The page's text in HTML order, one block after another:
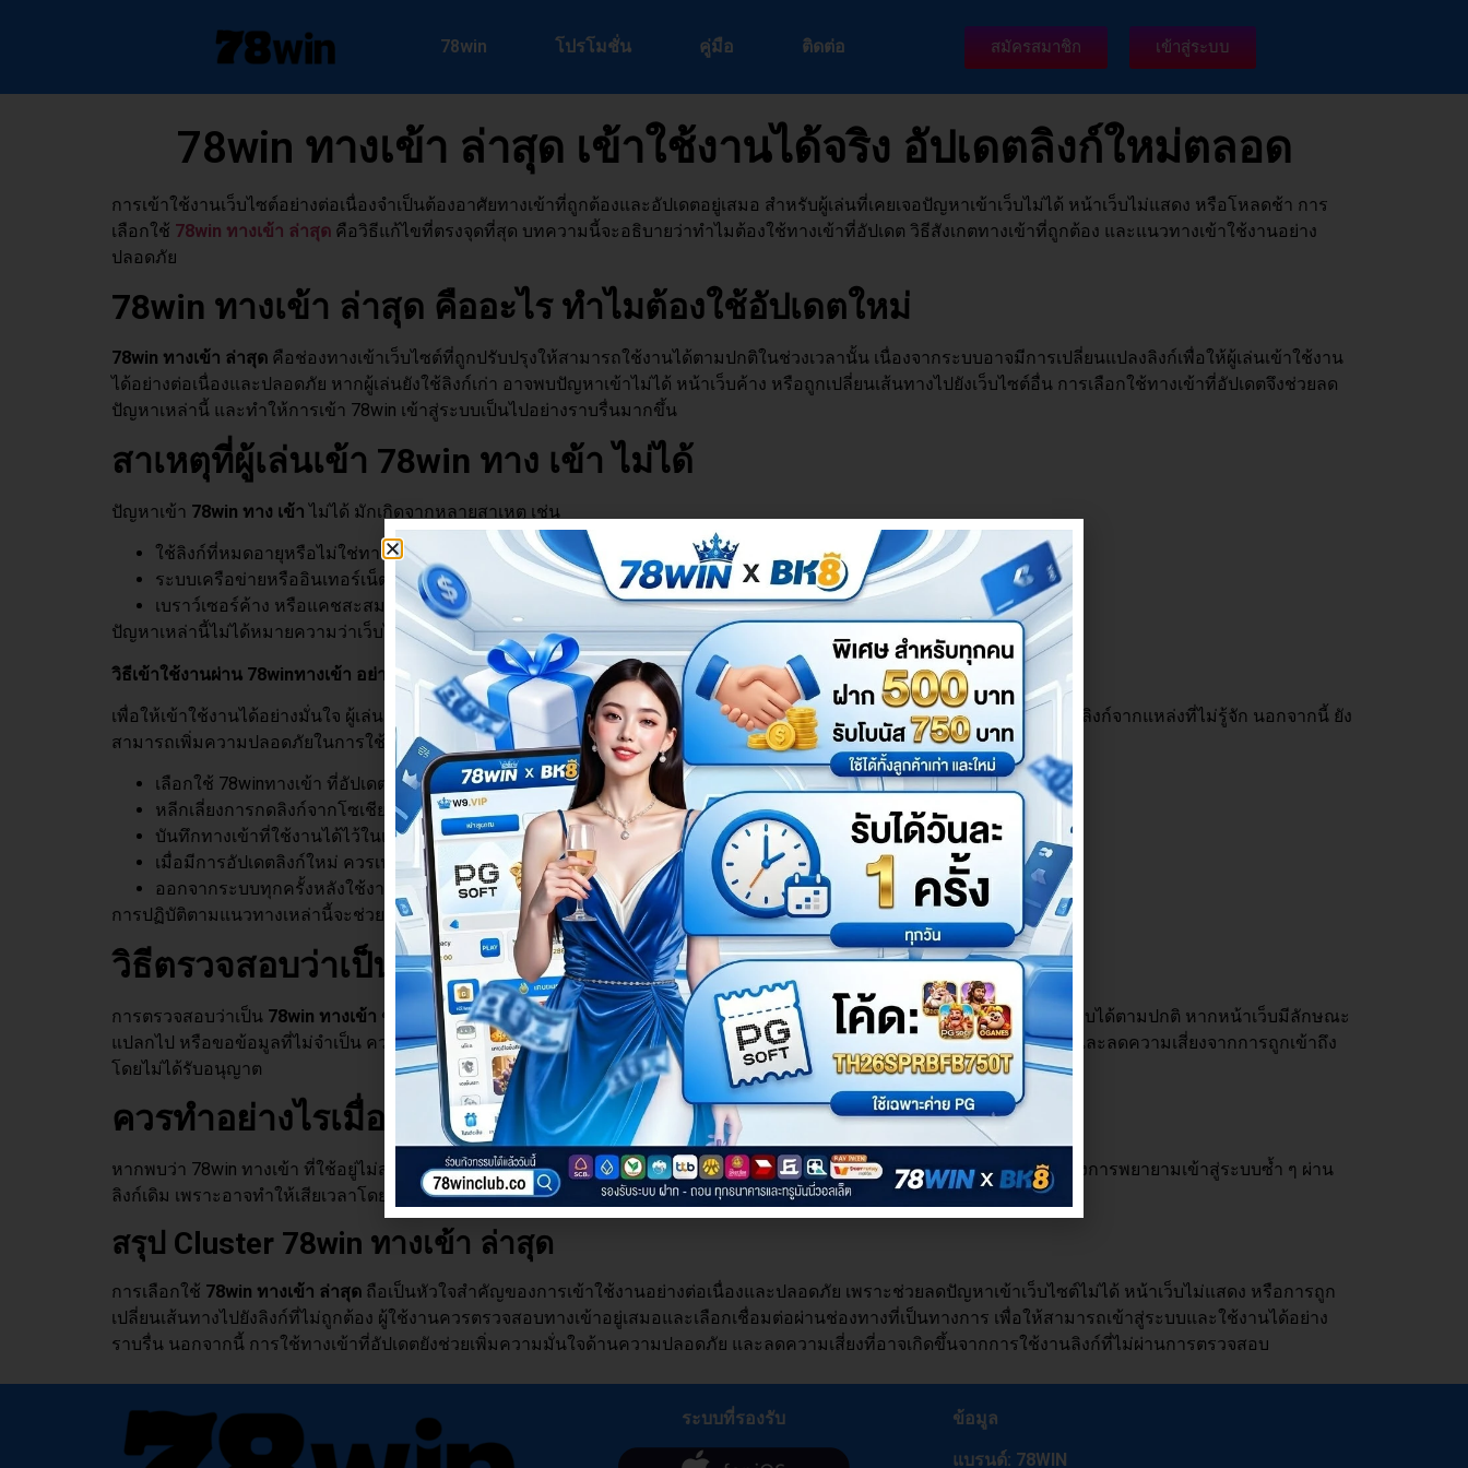
78win โปรโมชั่น คู่มือ ติดต่อ สมัครสมาชิก เข้าสู่ระบบ
78win ทางเข้า ล่าสุด เข้าใช้งานได้จริง อัปเดตลิงก์ใหม่ตลอด
การเข้าใช้งานเว็บไซต์อย่างต่อเนื่องจำเป็นต้องอาศัยทางเข้าที่ถูกต้องและอัปเดตอยู่เสมอ สำหรับผู้เล่นที่เคยเจอปัญหาเข้าเว็บไม่ได้ หน้าเว็บไม่แสดง หรือโหลดช้า การ
เลือกใช้ 78win ทางเข้า ล่าสุด คือวิธีแก้ไขที่ตรงจุดที่สุด บทความนี้จะอธิบายว่าทำไมต้องใช้ทางเข้าที่อัปเดต วิธีสังเกตทางเข้าที่ถูกต้อง และแนวทางเข้าใช้งานอย่าง
ปลอดภัย
78win ทางเข้า ล่าสุด คืออะไร ทำไมต้องใช้อัปเดตใหม่
78win ทางเข้า ล่าสุด คือช่องทางเข้าเว็บไซต์ที่ถูกปรับปรุงให้สามารถใช้งานได้ตามปกติในช่วงเวลานั้น เนื่องจากระบบอาจมีการเปลี่ยนแปลงลิงก์เพื่อให้ผู้เล่นเข้าใช้งาน
ได้อย่างต่อเนื่องและปลอดภัย หากผู้เล่นยังใช้ลิงก์เก่า อาจพบปัญหาเข้าไม่ได้ หน้าเว็บค้าง หรือถูกเปลี่ยนเส้นทางไปยังเว็บไซต์อื่น การเลือกใช้ทางเข้าที่อัปเดตจึงช่วยลด
ปัญหาเหล่านี้ และทำให้การเข้า 78win เข้าสู่ระบบเป็นไปอย่างราบรื่นมากขึ้น
สาเหตุที่ผู้เล่นเข้า 78win ทาง เข้า ไม่ได้
ปัญหาเข้า 78win ทาง เข้า ไม่ได้ มักเกิดจากหลายสาเหตุ เช่น
ใช้ลิงก์ที่หมดอายุหรือไม่ใช่ทางการ
ระบบเครือข่ายหรืออินเทอร์เน็ตไม่เสถียร
เบราว์เซอร์ค้าง หรือแคชสะสมมากเกินไป
ปัญหาเหล่านี้ไม่ได้หมายความว่าเว็บไซต์มีปัญหาเสมอไป แต่ส่วนใหญ่มาจากทางเข้าที่ใช้งานไม่ตรงกับระบบปัจจุบัน
วิธีเข้าใช้งานผ่าน 78winทางเข้า อย่างปลอดภัย
เพื่อให้เข้าใช้งานได้อย่างมั่นใจ ผู้เล่นควรเข้าเว็บไซต์ผ่าน 78winทางเข้าที่ได้รับการยืนยันว่าเป็นลิงก์ทางการ และหลีกเลี่ยงการคลิกลิงก์จากแหล่งที่ไม่รู้จัก นอกจากนี้ ยัง
สามารถเพิ่มความปลอดภัยในการใช้งานได้ด้วยวิธีต่อไปนี้
เลือกใช้ 78winทางเข้า ที่อัปเดตล่าสุดและเป็นลิงก์ทางการ
หลีกเลี่ยงการกดลิงก์จากโซเชียลหรือเว็บไซต์ที่ไม่น่าเชื่อถือ
บันทึกทางเข้าที่ใช้งานได้ไว้ในเบราว์เซอร์ เพื่อเข้าใช้งานได้สะดวก
เมื่อมีการอัปเดตลิงก์ใหม่ ควรเปลี่ยนไปใช้ทันที
ออกจากระบบทุกครั้งหลังใช้งาน โดยเฉพาะเมื่อใช้อุปกรณ์สาธารณะ
การปฏิบัติตามแนวทางเหล่านี้จะช่วยลดความเสี่ยงในการเข้าใช้งาน และทำให้การเข้าเป็นไปอย่างราบรื่นและปลอดภัยมากยิ่งขึ้น
วิธีตรวจสอบว่าเป็น 78winทางเข้า ของแท้
การตรวจสอบว่าเป็น 78win ทางเข้า ของแท้สามารถสังเกตได้จากหน้าเว็บไซต์ที่แสดงผลชัดเจน เมนูครบถ้วน และสามารถเข้าสู่ระบบได้ตามปกติ หากหน้าเว็บมีลักษณะ
แปลกไป หรือขอข้อมูลที่ไม่จำเป็น ควรหลีกเลี่ยงและออกจากหน้านั้นทันที การใช้ทางเข้าที่ถูกต้องจะช่วยให้บัญชีผู้ใช้งานปลอดภัย และลดความเสี่ยงจากการถูกเข้าถึง
โดยไม่ได้รับอนุญาต
ควรทำอย่างไรเมื่อ 78winทางเข้า เดิมเข้าไม่ได้
หากพบว่า 78win ทางเข้า ที่ใช้อยู่ไม่สามารถเข้าได้ตามปกติ ควรหยุดใช้งานลิงก์นั้น และมองหาทางเข้าที่อัปเดตล่าสุดแทน หลีกเลี่ยงการพยายามเข้าสู่ระบบซ้ำ ๆ ผ่าน
ลิงก์เดิม เพราะอาจทำให้เสียเวลาโดยไม่จำเป็น เมื่อได้ทางเข้าที่ถูกต้องแล้ว การเข้าสู่ระบบจะกลับมาใช้งานได้ตามปกติทันที
สรุป Cluster 78win ทางเข้า ล่าสุด
การเลือกใช้ 78win ทางเข้า ล่าสุด ถือเป็นหัวใจสำคัญของการเข้าใช้งานอย่างต่อเนื่องและปลอดภัย เพราะช่วยลดปัญหาเข้าเว็บไซต์ไม่ได้ หน้าเว็บไม่แสดง หรือการถูก
เปลี่ยนเส้นทางไปยังลิงก์ที่ไม่ถูกต้อง ผู้ใช้งานควรตรวจสอบทางเข้าอยู่เสมอและเลือกเชื่อมต่อผ่านช่องทางที่เป็นทางการ เพื่อให้สามารถเข้าสู่ระบบและใช้งานได้อย่าง
ราบรื่น นอกจากนี้ การใช้ทางเข้าที่อัปเดตยังช่วยเพิ่มความมั่นใจด้านความปลอดภัย และลดความเสี่ยงที่อาจเกิดขึ้นจากการใช้งานลิงก์ที่ไม่ผ่านการตรวจสอบ
ระบบที่รองรับ ข้อมูล
แบรนด์: 78WIN